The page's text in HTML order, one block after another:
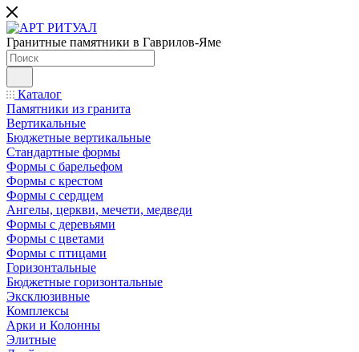
Гранитные памятники в Гаврилов-Яме
Каталог
Памятники из гранита
Вертикальные
Бюджетные вертикальные
Стандартные формы
Формы с барельефом
Формы с крестом
Формы с сердцем
Ангелы, церкви, мечети, медведи
Формы с деревьями
Формы с цветами
Формы с птицами
Горизонтальные
Бюджетные горизонтальные
Эксклюзивные
Комплексы
Арки и Колонны
Элитные